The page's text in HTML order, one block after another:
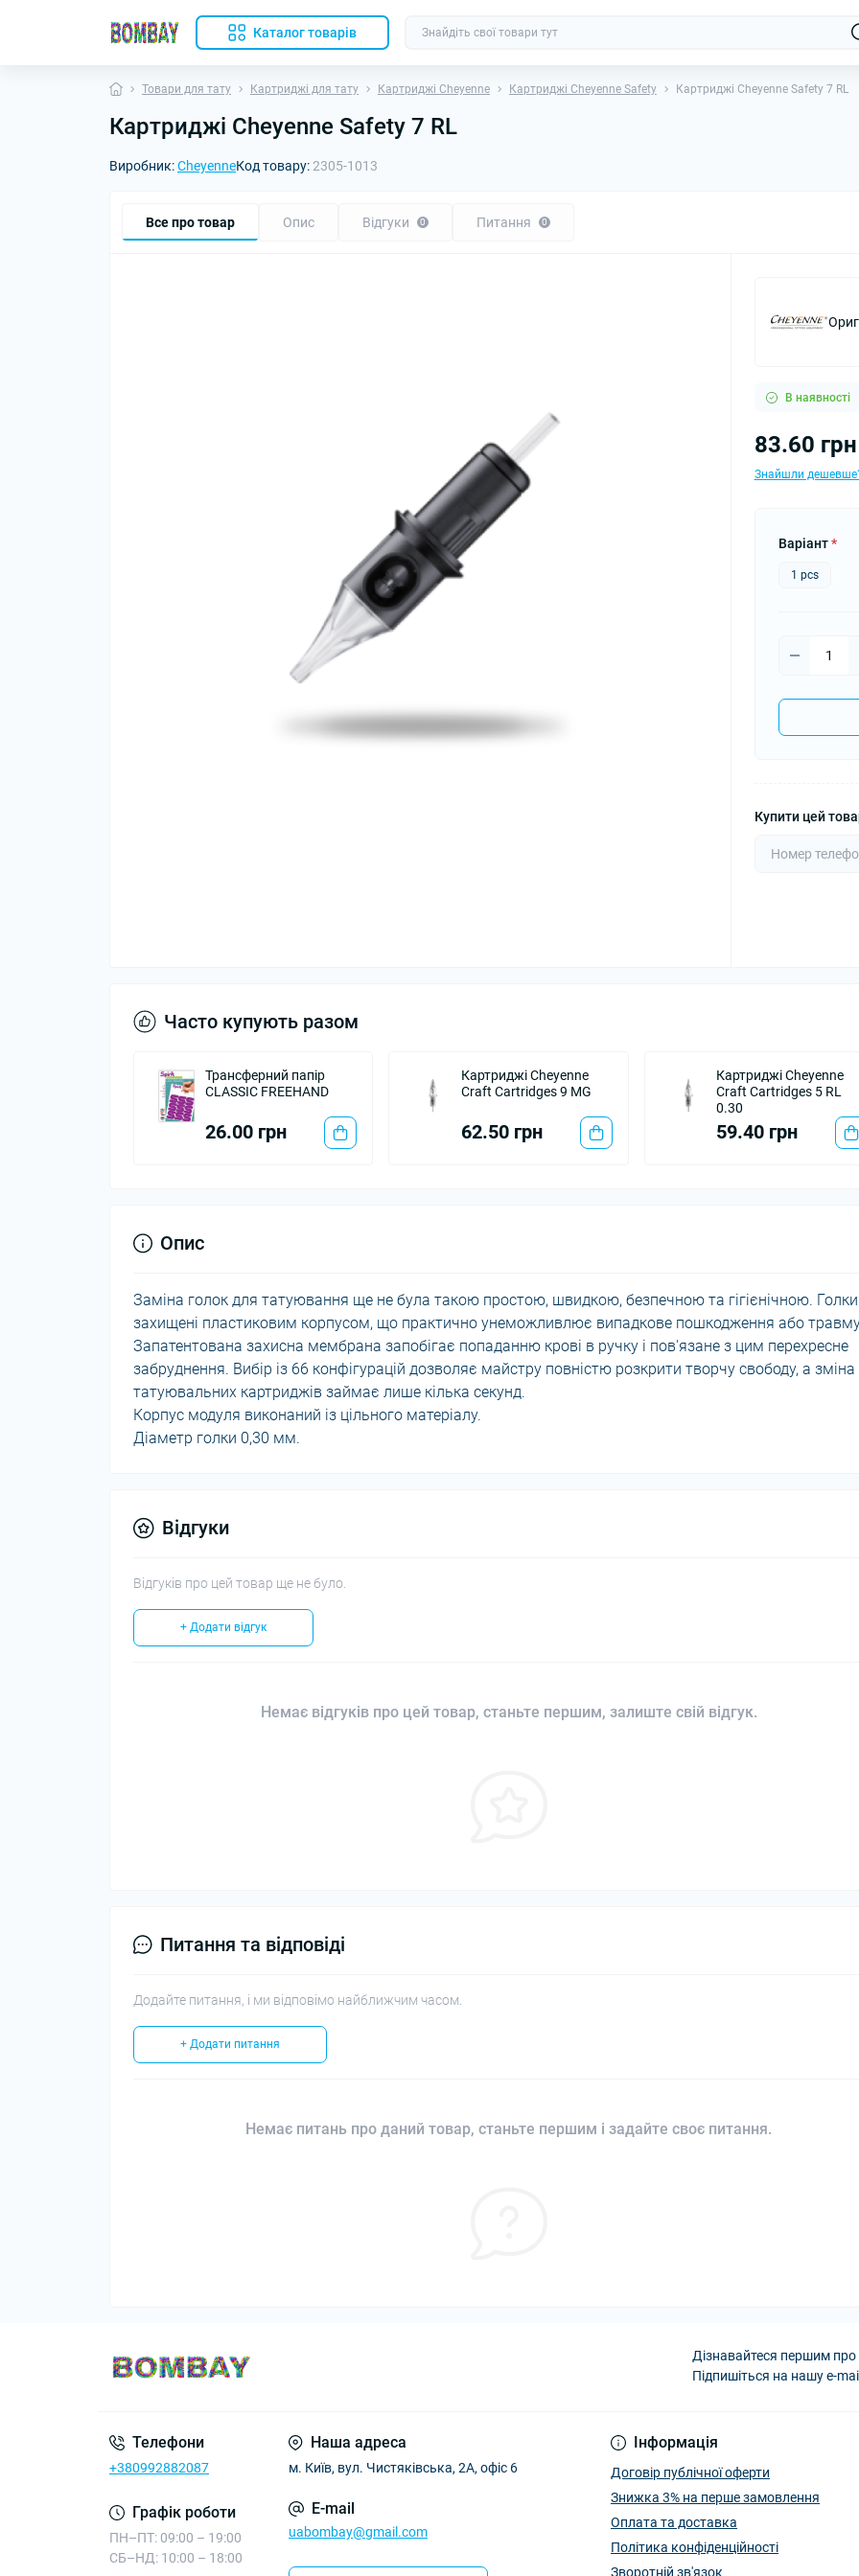
Каталог товарів
Товари для тату Картриджі для тату Картриджі Cheyenne Картриджі Cheyenne Safety Картриджі Cheyenne Safety 7 RL
Картриджі Cheyenne Safety 7 RL
Виробник:CheyenneКод товару:2305-1013
Все про товар Опис Відгуки 0 Питання 0
В наявності
83.60 грн
Знайшли
Варіант*
1 pcs
Купити цей
Часто купують разом
Трансферний папір
CLASSIC FREEHAND
26.00 грн
Картриджі Cheyenne
Craft Cartridges 9 MG
62.50 грн
Картриджі Cheyenne
Craft Cartridges 5 RL
0.30
59.40 грн
Опис
Заміна голок для татуювання ще не була такою простою, швидкою, безпечною та гігієнічною. Голки
захищені пластиковим корпусом, що практично унеможливлює випадкове пошкодження або
Запатентована захисна мембрана запобігає попаданню крові в ручку і пов'язане з цим перехресне
забруднення. Вибір із 66 конфігурацій дозволяє майстру повністю розкрити творчу свободу, а зміна
татуювальних картриджів займає лише кілька секунд.
Корпус модуля виконаний із цільного матеріалу.
Діаметр голки 0,30 мм.
Відгуки
Відгуків про цей товар ще не було.
+ Додати відгук
Немає відгуків про цей товар, станьте першим, залиште свій відгук.
Питання та відповіді
Додайте питання, і ми відповімо найближчим часом.
+ Додати питання
Немає питань про даний товар, станьте першим і задайте своє питання.
Дізнавайтеся першим про
Підпишіться на нашу e-
Телефони
+380992882087
Графік роботи
ПН–ПТ: 09:00 – 19:00
СБ–НД: 10:00 – 18:00
Наша адреса
м. Київ, вул. Чистяківська, 2А, офіс 6
E-mail
uabombay@gmail.com
Інформація
Договір публічної оферти
Знижка 3% на перше замовлення
Оплата та доставка
Політика конфіденційності
Зворотній зв'язок